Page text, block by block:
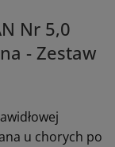
Nr 5,0
- Zestaw
u chorych po